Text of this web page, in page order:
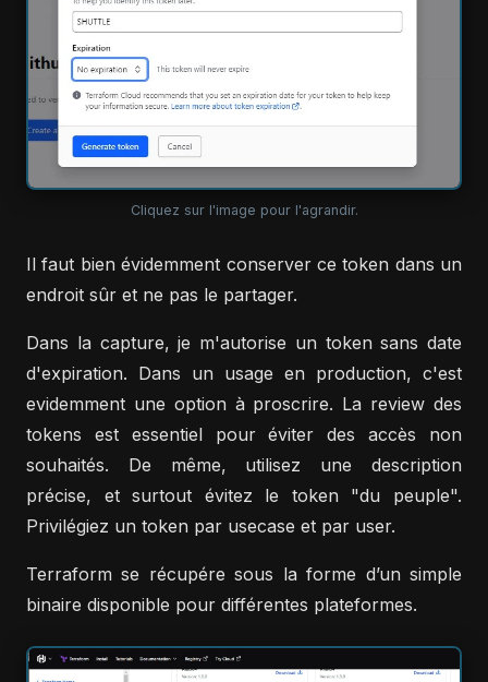
Cliquez sur l'image pour l'agrandir.
Il faut bien évidemment conserver ce token dans un
endroit sûr et ne pas le partager.
Dans la capture, je m'autorise un token sans date
d'expiration. Dans un usage en production, c'est
evidemment une option à proscrire. La review des
tokens est essentiel pour éviter des accès non
souhaités. De même, utilisez une description
précise, et surtout évitez le token "du peuple".
Privilégiez un token par usecase et par user.
Terraform se récupére sous la forme d’un simple
binaire disponible pour différentes plateformes.